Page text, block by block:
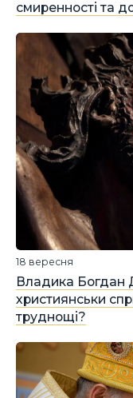
смиренності та
Владика Богдан
християнськи
труднощі?
18 вересня